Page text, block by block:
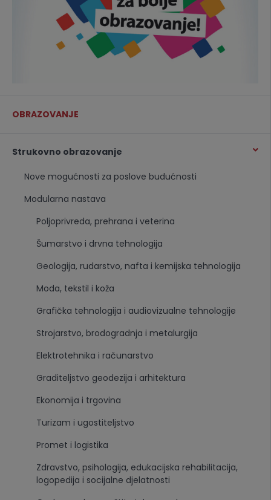
OBRAZOVANJE
Strukovno obrazovanje
Nove mogućnosti za poslove budućnosti
Modularna nastava
Poljoprivreda, prehrana i veterina
Šumarstvo i drvna tehnologija
Geologija, rudarstvo, nafta i kemijska tehnologija
Moda, tekstil i koža
Grafička tehnologija i audiovizualne tehnologije
Strojarstvo, brodogradnja i metalurgija
Elektrotehnika i računarstvo
Graditeljstvo geodezija i arhitektura
Ekonomija i trgovina
Turizam i ugostiteljstvo
Promet i logistika
Zdravstvo, psihologija, edukacijska rehabilitacija,
logopedija i socijalne djelatnosti